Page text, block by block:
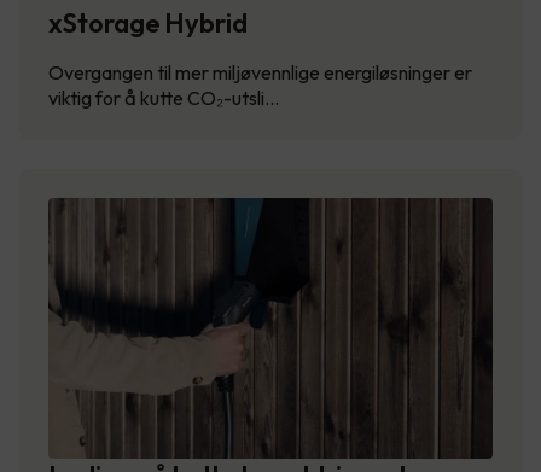
xStorage Hybrid
Overgangen til mer miljøvennlige energiløsninger er
viktig for å kutte CO₂-utsli…